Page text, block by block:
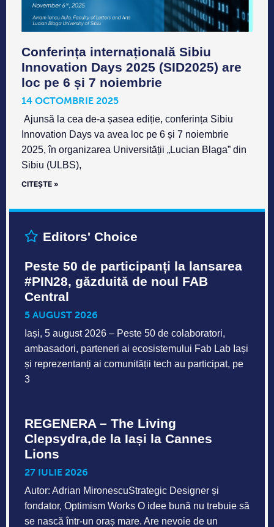
Conferința internațională Sibiu
Innovation Days 2025 (SID2025) are
loc pe 6 și 7 noiembrie
14 OCTOMBRIE 2025
Ajunsă la cea de-a șasea ediție, conferința Sibiu
Innovation Days va avea loc pe 6 și 7 noiembrie
2025, în organizarea Universității „Lucian Blaga” din
Sibiu (ULBS),
CITEȘTE »
Editors' Choice
Peste 50 de participanți la lansarea
#PIN28, găzduită de noul FAB
Central
5 AUGUST 2026
Iași, 5 august 2026 – Peste 50 de colaboratori,
ambasadori, parteneri ai ecosistemului Fab Lab Iași
și reprezentanți ai comunității tech au participat, pe
3
REGENERA – The Living
Clepsydra,de la Iași la Cannes
Lions
27 IULIE 2026
Autor: Adrian MironescuStrategic Designer și
fondator, Optimism Works O idee bună nu trebuie să
se nască într-un oraș mare. Are nevoie de un